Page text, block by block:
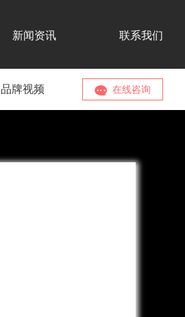
新闻资讯 联系我们
在线咨询
品牌视频